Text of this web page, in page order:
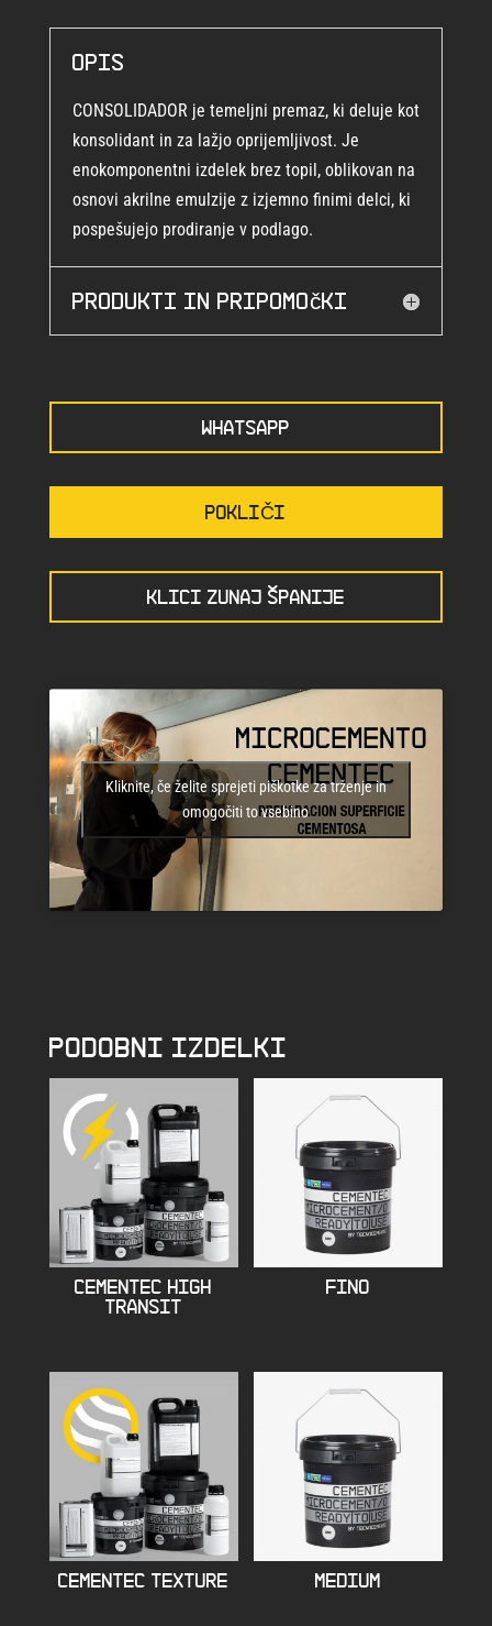
Opis
CONSOLIDADOR je temeljni premaz, ki deluje kot
konsolidant in za lažjo oprijemljivost. Je
enokomponentni izdelek brez topil, oblikovan na
osnovi akrilne emulzije z izjemno finimi delci, ki
pospešujejo prodiranje v podlago.
Produkti in pripomočki
WHATSAPP
POKLIČI
KLICI ZUNAJ ŠPANIJE
Kliknite, če želite sprejeti piškotke za trženje in
omogočiti to vsebino
PODOBNI IZDELKI
CEMENTEC HIGH
TRANSIT
FINO
CEMENTEC TEXTURE MEDIUM